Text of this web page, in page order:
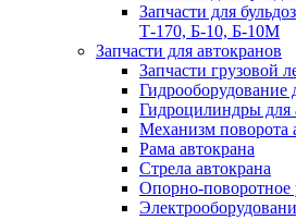
Запчасти для
Т-170, Б-10, Б-10М
Запчасти для автокранов
Запчасти грузовой
Гидрооборудование
Гидроцилиндры для
Механизм поворота
Рама автокрана
Стрела автокрана
Опорно-поворотное